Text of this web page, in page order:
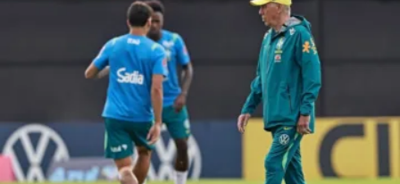
CÓDIGO
INDICAÇÃO
BET365
CÓDIGO
BETANO
CORINTHIANS
PAULO
SANTOS
LIBERTADORES
COPA
DO
BRASIL
MERCADO
BOLA
PALPITES